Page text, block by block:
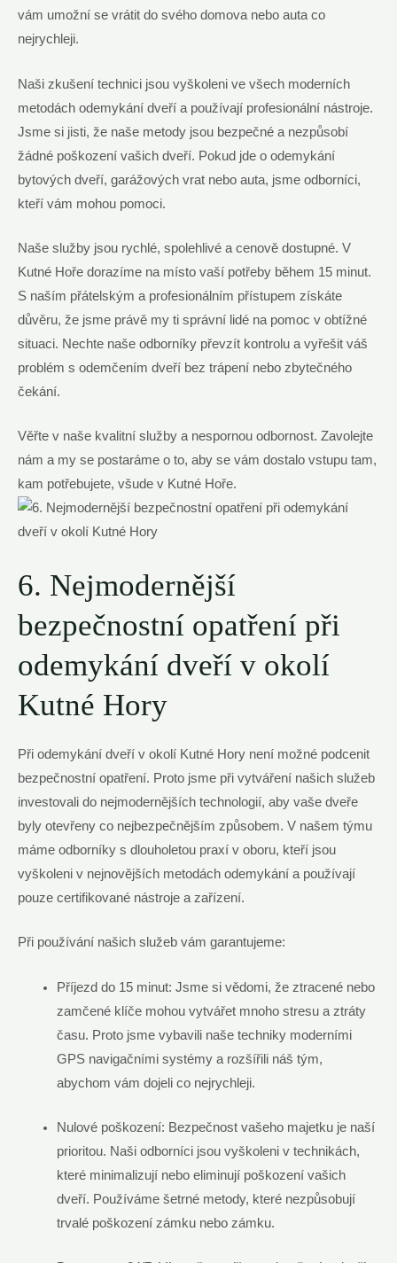
vám umožní se vrátit do svého domova nebo auta co
nejrychleji.
Naši zkušení technici jsou vyškoleni ve všech moderních
metodách odemykání dveří a používají profesionální nástroje.
Jsme si jisti, že naše metody jsou bezpečné a nezpůsobí
žádné poškození vašich dveří. Pokud jde o odemykání
bytových dveří, garážových vrat nebo auta, jsme odborníci,
kteří vám mohou pomoci.
Naše služby jsou rychlé, spolehlivé a cenově dostupné. V
Kutné Hoře dorazíme na místo vaší potřeby během 15 minut.
S naším přátelským a profesionálním přístupem získáte
důvěru, že jsme právě my ti správní lidé na pomoc v obtížné
situaci. Nechte naše odborníky převzít kontrolu a vyřešit váš
problém s odemčením dveří bez trápení nebo zbytečného
čekání.
Věřte v naše kvalitní služby a nespornou odbornost. Zavolejte
nám a my se postaráme o to, aby se vám dostalo vstupu tam,
kam potřebujete, všude v Kutné Hoře.
6. Nejmodernější
bezpečnostní opatření při
odemykání dveří v okolí
Kutné Hory
Při odemykání dveří v okolí Kutné Hory není možné podcenit
bezpečnostní opatření. Proto jsme při vytváření našich služeb
investovali do nejmodernějších technologií, aby vaše dveře
byly otevřeny co nejbezpečnějším způsobem. V našem týmu
máme odborníky s dlouholetou praxí v oboru, kteří jsou
vyškoleni v nejnovějších metodách odemykání a používají
pouze certifikované nástroje a zařízení.
Při používání našich služeb vám garantujeme:
Příjezd do 15 minut: Jsme si vědomi, že ztracené nebo
zamčené klíče mohou vytvářet mnoho stresu a ztráty
času. Proto jsme vybavili naše techniky moderními
GPS navigačními systémy a rozšířili náš tým,
abychom vám dojeli co nejrychleji.
Nulové poškození: Bezpečnost vašeho majetku je naší
prioritou. Naši odborníci jsou vyškoleni v technikách,
které minimalizují nebo eliminují poškození vašich
dveří. Používáme šetrné metody, které nezpůsobují
trvalé poškození zámku nebo zámku.